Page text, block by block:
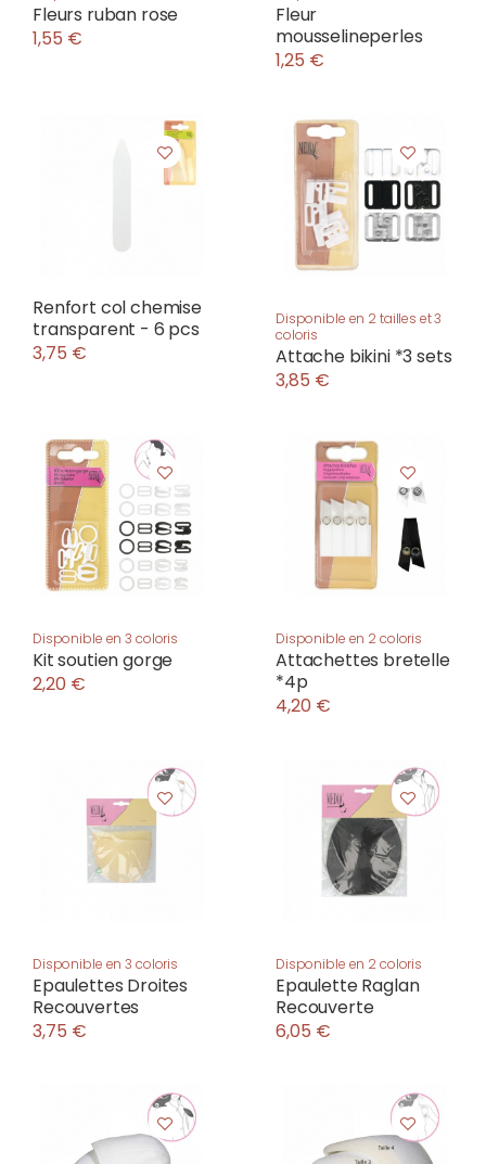
Fleurs ruban rose
1,55 €
Fleur
mousselineperles
1,25 €
Renfort col chemise
transparent - 6 pcs
3,75 €
Disponible en 2 tailles et 3
coloris
Attache bikini *3 sets
3,85 €
Disponible en 3 coloris
Kit soutien gorge
2,20 €
Disponible en 2 coloris
Attachettes bretelle
*4p
4,20 €
Disponible en 3 coloris
Epaulettes Droites
Recouvertes
3,75 €
Disponible en 2 coloris
Epaulette Raglan
Recouverte
6,05 €